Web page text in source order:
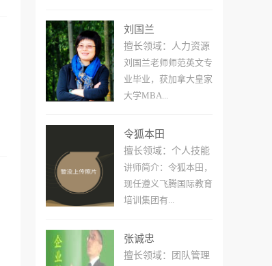
刘国兰
擅长领域：人力资源
刘国兰老师师范英文专
业毕业，获加拿大皇家
大学MBA...
令狐本田
擅长领域：个人技能
讲师简介：令狐本田，
现任遵义飞腾国际教育
培训集团有...
张诚忠
擅长领域：团队管理